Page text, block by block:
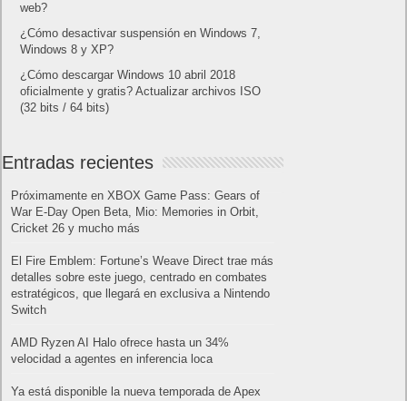
web?
¿Cómo desactivar suspensión en Windows 7,
Windows 8 y XP?
¿Cómo descargar Windows 10 abril 2018
oficialmente y gratis? Actualizar archivos ISO
(32 bits / 64 bits)
Entradas recientes
Próximamente en XBOX Game Pass: Gears of
War E-Day Open Beta, Mio: Memories in Orbit,
Cricket 26 y mucho más
El Fire Emblem: Fortune’s Weave Direct trae más
detalles sobre este juego, centrado en combates
estratégicos, que llegará en exclusiva a Nintendo
Switch
AMD Ryzen AI Halo ofrece hasta un 34%
velocidad a agentes en inferencia loca
Ya está disponible la nueva temporada de Apex